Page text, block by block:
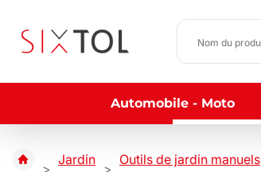
Automobile - Moto
Jardin Outils de jardin manuels